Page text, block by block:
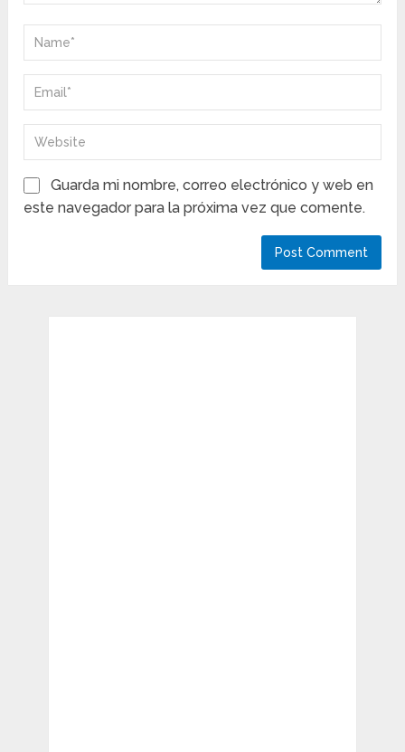
Guarda mi nombre, correo electrónico y web en
este navegador para la próxima vez que comente.